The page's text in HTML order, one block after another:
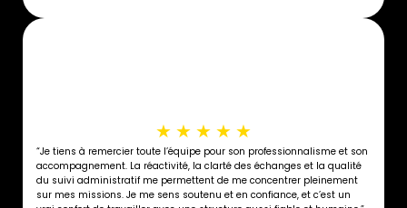
★ ★ ★ ★ ★
“Je tiens à remercier toute l’équipe pour son professionnalisme et son
accompagnement. La réactivité, la clarté des échanges et la qualité
du suivi administratif me permettent de me concentrer pleinement
sur mes missions. Je me sens soutenu et en confiance, et c’est un